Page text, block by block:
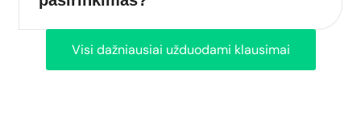
Visi dažniausiai užduodami klausimai